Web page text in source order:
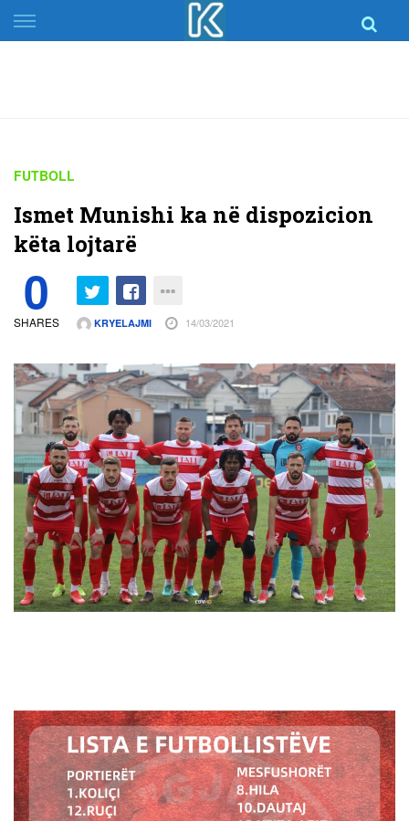
Skip
to
FUTBOLL
Ismet Munishi ka në dispozicion
këta lojtarë
0
SHARES KRYELAJMI 14/03/2021